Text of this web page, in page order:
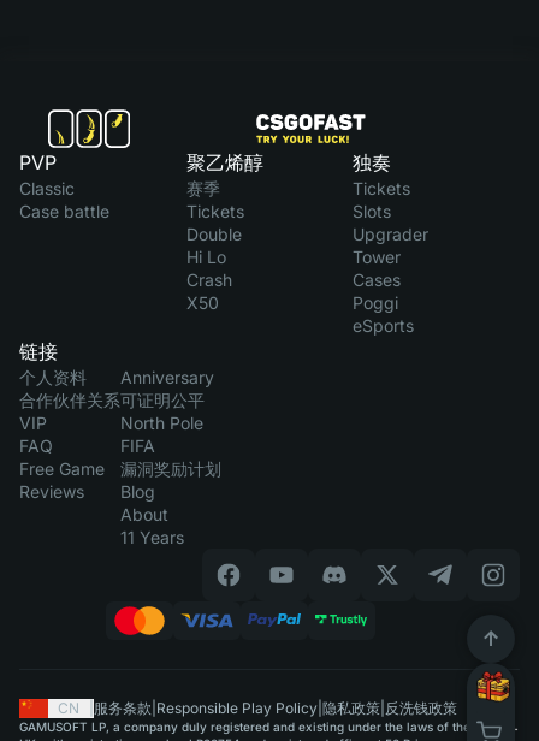
PVP
Classic
Case battle
聚乙烯醇
赛季
Tickets
Double
Hi Lo
Crash
X50
独奏
Tickets
Slots
Upgrader
Tower
Cases
Poggi
eSports
链接
个人资料
合作伙伴关系
VIP
FAQ
Free Game
Reviews
Anniversary
可证明公平
North Pole
FIFA
漏洞奖励计划
Blog
About
11 Years
CN 服务条款 Responsible Play Policy 隐私政策 反洗钱政策
GAMUSOFT LP, a company duly registered and existing under the laws of the